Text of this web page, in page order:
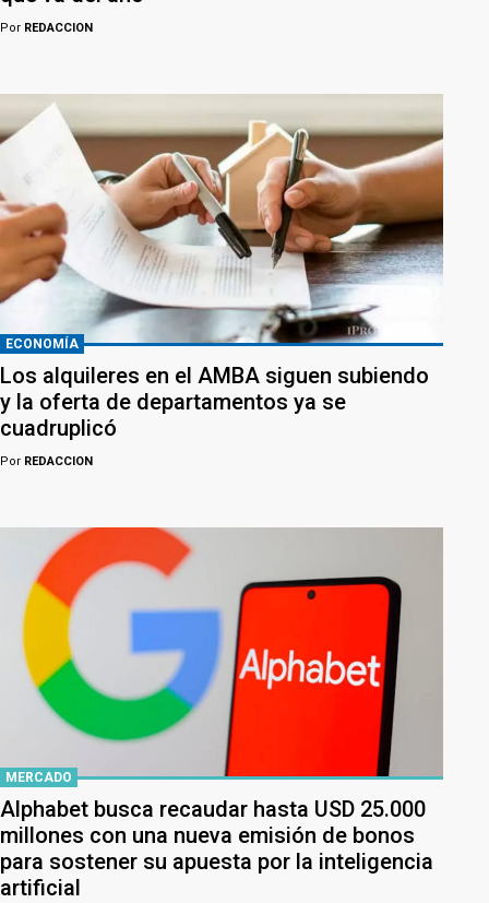
Por REDACCION
ECONOMÍA
Los alquileres en el AMBA siguen subiendo
y la oferta de departamentos ya se
cuadruplicó
Por REDACCION
MERCADO
Alphabet busca recaudar hasta USD 25.000
millones con una nueva emisión de bonos
para sostener su apuesta por la inteligencia
artificial